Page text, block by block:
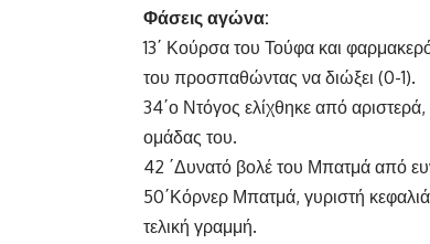
Φάσεις αγώνα:
13΄ Κούρσα του Τούφα και
του προσπαθώντας να διώξει (0-1).
34΄ο Ντόγος ελίχθηκε από
ομάδας του.
42 ΄Δυνατό βολέ του Μπατμά από
50΄Κόρνερ Μπατμά, γυριστή
τελική γραμμή.